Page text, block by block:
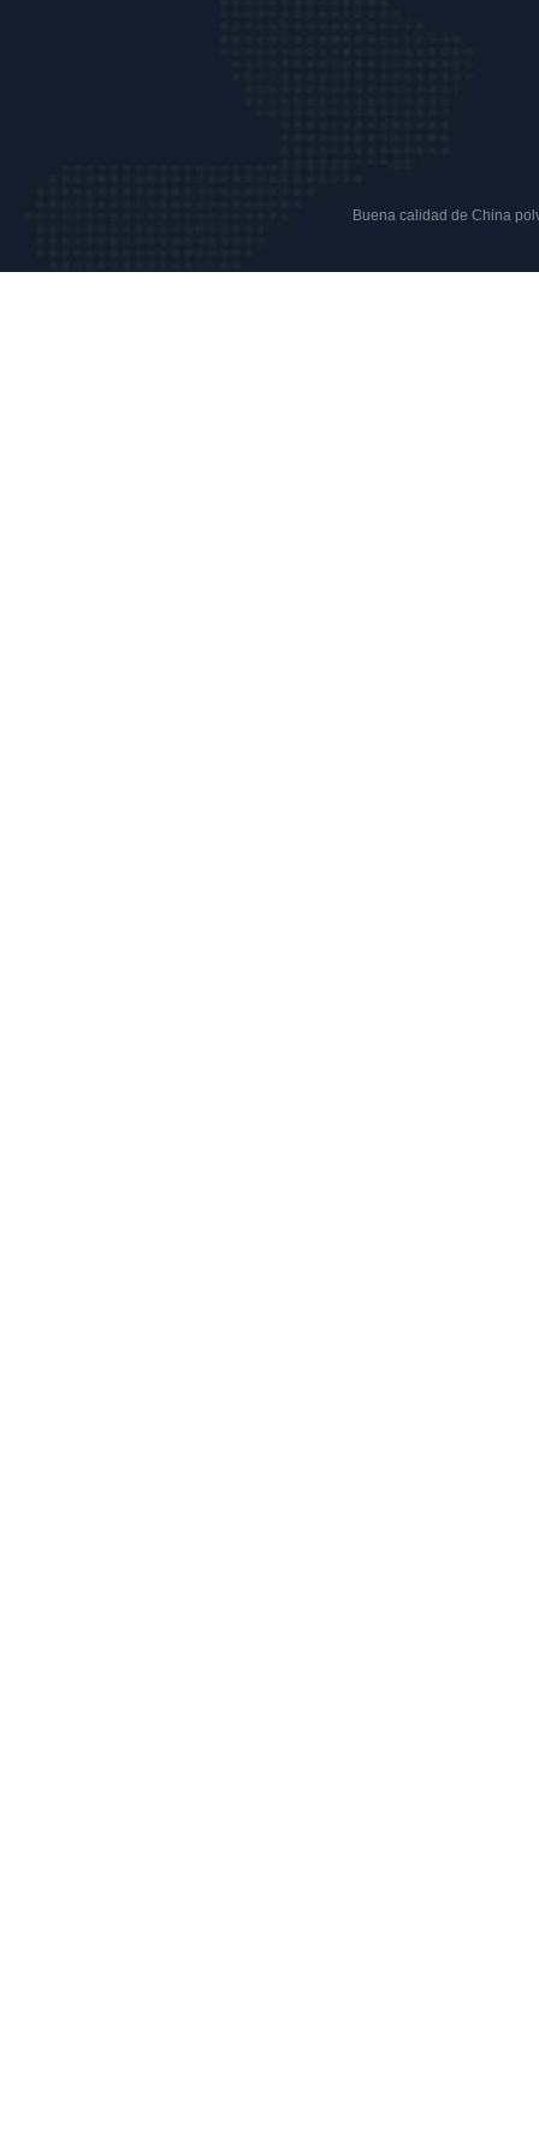
Buena calidad de China